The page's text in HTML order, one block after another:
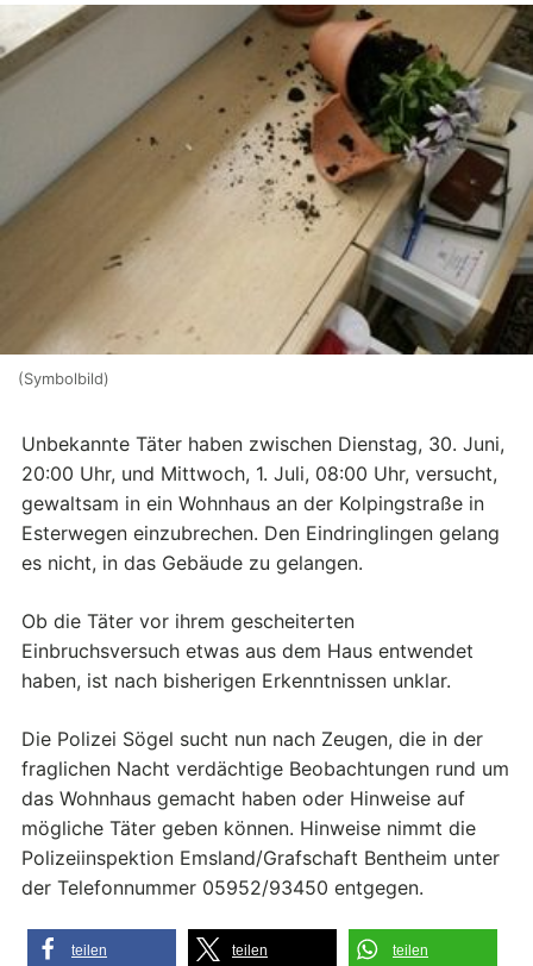
(Symbolbild)
Unbekannte Täter haben zwischen Dienstag, 30. Juni,
20:00 Uhr, und Mittwoch, 1. Juli, 08:00 Uhr, versucht,
gewaltsam in ein Wohnhaus an der Kolpingstraße in
Esterwegen einzubrechen. Den Eindringlingen gelang
es nicht, in das Gebäude zu gelangen.
Ob die Täter vor ihrem gescheiterten
Einbruchsversuch etwas aus dem Haus entwendet
haben, ist nach bisherigen Erkenntnissen unklar.
Die Polizei Sögel sucht nun nach Zeugen, die in der
fraglichen Nacht verdächtige Beobachtungen rund um
das Wohnhaus gemacht haben oder Hinweise auf
mögliche Täter geben können. Hinweise nimmt die
Polizeiinspektion Emsland/Grafschaft Bentheim unter
der Telefonnummer 05952/93450 entgegen.
teilen teilen teilen